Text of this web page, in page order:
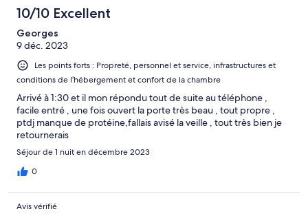
10/10 Excellent
Georges
9 déc. 2023
Les points forts : Propreté, personnel et service, infrastructures et
conditions de l’hébergement et confort de la chambre
Arrivé à 1:30 et il mon répondu tout de suite au téléphone ,
facile entré , une fois ouvert la porte très beau , tout propre ,
ptdj manque de protéine,fallais avisé la veille , tout très bien je
retournerais
Séjour de 1 nuit en décembre 2023
0
Avis vérifié